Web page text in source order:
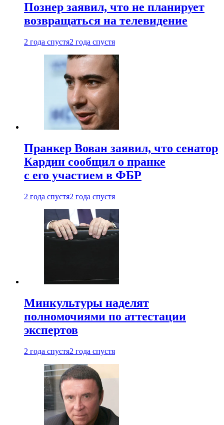
Познер заявил, что не планирует
возвращаться на телевидение
2 года спустя2 года спустя
Пранкер Вован заявил, что сенатор
Кардин сообщил о пранке
с его участием в ФБР
2 года спустя2 года спустя
Минкультуры наделят
полномочиями по аттестации
экспертов
2 года спустя2 года спустя